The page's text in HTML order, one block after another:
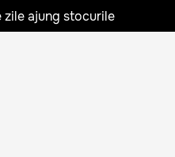
zile ajung stocurile